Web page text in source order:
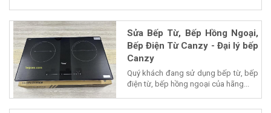
Sửa Bếp Từ, Bếp Hồng Ngoại,
Bếp Điện Từ Canzy - Đại lý bếp
Canzy
Quý khách đang sử dụng bếp từ, bếp
điện từ, bếp hồng ngoại của hãng...